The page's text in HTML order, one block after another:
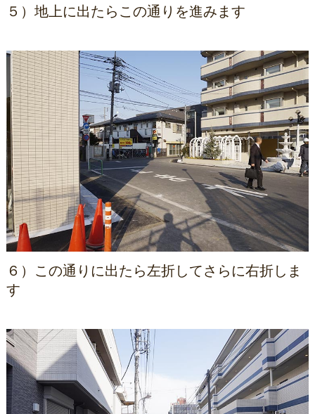
５）地上に出たらこの通りを進みます
６）この通りに出たら左折してさらに右折しま
す